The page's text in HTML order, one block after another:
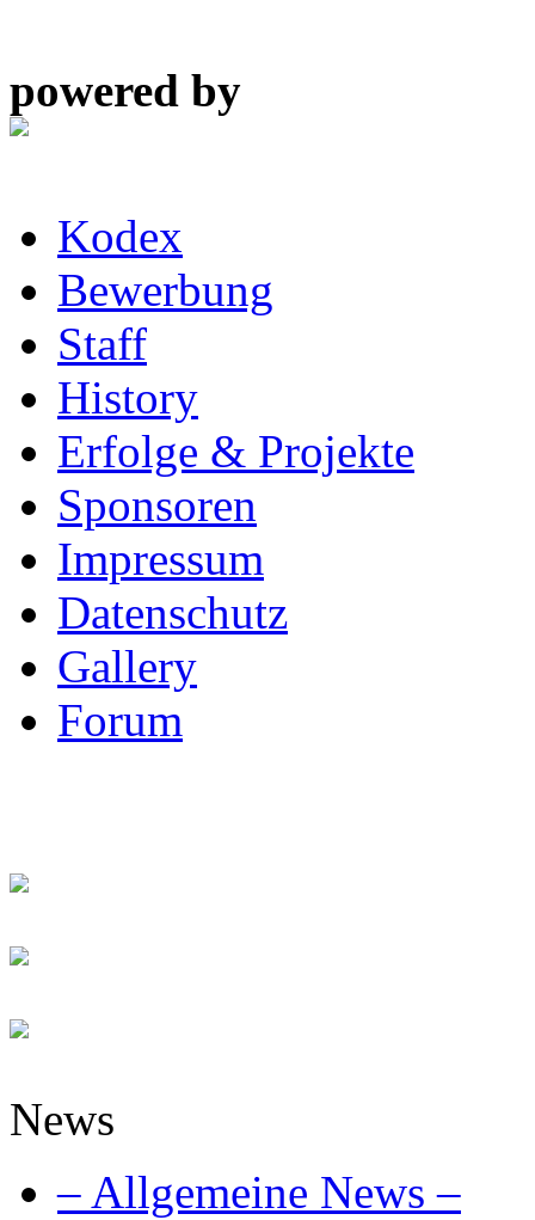
powered by
Kodex
Bewerbung
Staff
History
Erfolge & Projekte
Sponsoren
Impressum
Datenschutz
Gallery
Forum
News
– Allgemeine News –